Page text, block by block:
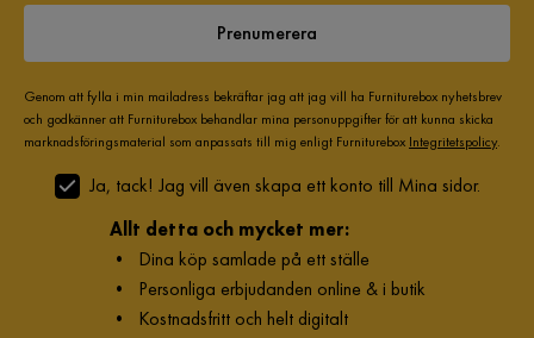
Prenumerera
Genom att fylla i min mailadress bekräftar jag att jag vill ha Furniturebox nyhetsbrev
och godkänner att Furniturebox behandlar mina personuppgifter för att kunna skicka
marknadsföringsmaterial som anpassats till mig enligt Furniturebox Integritetspolicy.
Ja, tack! Jag vill även skapa ett konto till Mina sidor.
Allt detta och mycket mer:
• Dina köp samlade på ett ställe
• Personliga erbjudanden online & i butik
• Kostnadsfritt och helt digitalt